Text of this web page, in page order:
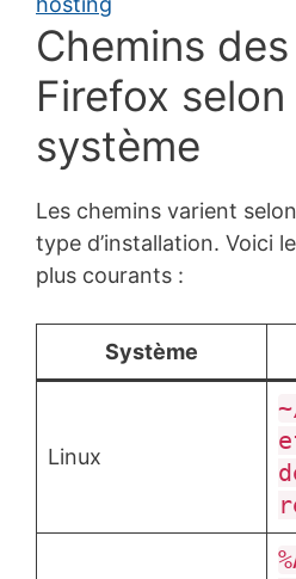
Chemins
Firefox selon
système
Les chemins varient
type d’installation. Voici
plus courants :
Système
Linux